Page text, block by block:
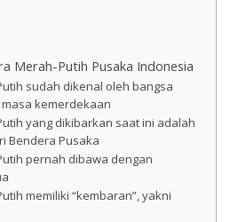
Merah-Putih Pusaka Indonesia
sudah dikenal oleh bangsa
kemerdekaan
yang dikibarkan saat ini adalah
Bendera Pusaka
pernah dibawa dengan
memiliki “kembaran”, yakni